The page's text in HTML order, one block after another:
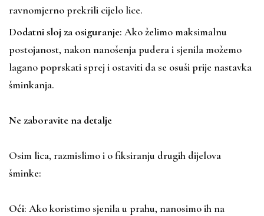
ravnomjerno prekrili cijelo lice.
Dodatni sloj za osiguranje: Ako želimo maksimalnu
postojanost, nakon nanošenja pudera i sjenila možemo
lagano poprskati sprej i ostaviti da se osuši prije nastavka
šminkanja.
Ne zaboravite na detalje
Osim lica, razmislimo i o fiksiranju drugih dijelova
šminke:
Oči: Ako koristimo sjenila u prahu, nanosimo ih na